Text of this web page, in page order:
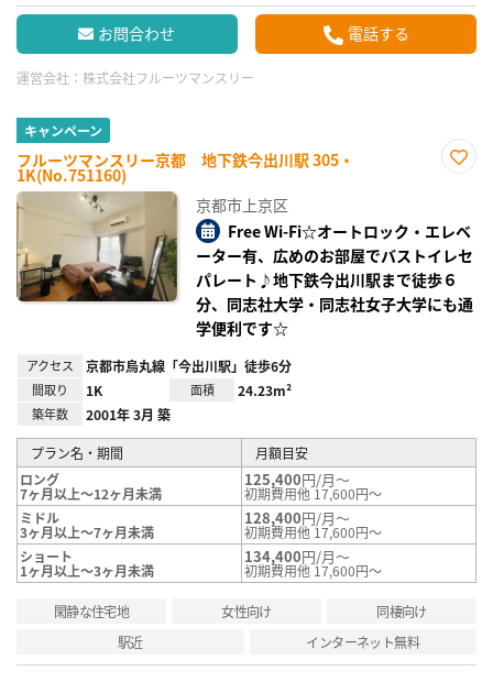
お問合わせ 電話する
運営会社： 株式会社フルーツマンスリー
キャンペーン
フルーツマンスリー京都 地下鉄今出川駅 305・
1K(No.751160)
録
京都市上京区
Free Wi-Fi☆オートロック・エレベ
ーター有、広めのお部屋でバストイレセ
パレート♪地下鉄今出川駅まで徒歩６
分、同志社大学・同志社女子大学にも通
学便利です☆
アクセス 京都市烏丸線「今出川駅」徒歩6分
間取り 1K 面積 24.23m²
築年数 2001年 3月 築
プラン名・期間
月額目安
ロング
7ヶ月以上～12ヶ月未満
125,400円/月～
初期費用他 17,600円～
ミドル
3ヶ月以上～7ヶ月未満
128,400円/月～
初期費用他 17,600円～
ショート
1ヶ月以上～3ヶ月未満
134,400円/月～
初期費用他 17,600円～
閑静な住宅地 女性向け
同棲向け
駅近
インターネット無料